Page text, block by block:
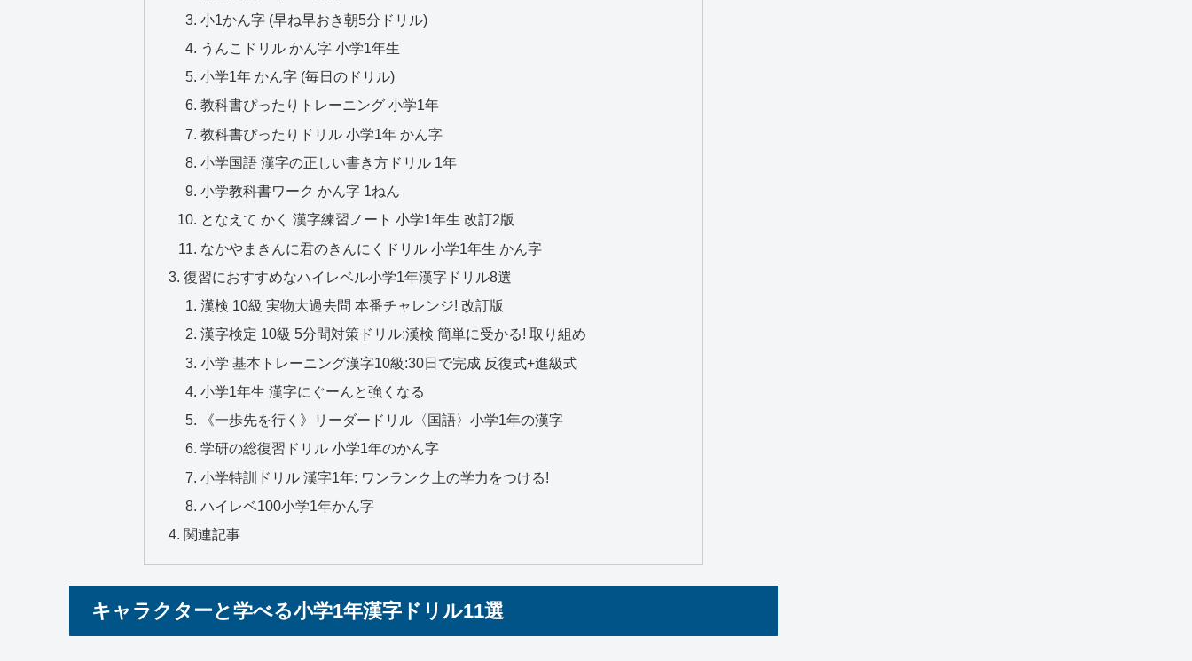
小1かん字 (早ね早おき朝5分ドリル)
うんこドリル かん字 小学1年生
小学1年 かん字 (毎日のドリル)
教科書ぴったりトレーニング 小学1年
教科書ぴったりドリル 小学1年 かん字
小学国語 漢字の正しい書き方ドリル 1年
小学教科書ワーク かん字 1ねん
となえて かく 漢字練習ノート 小学1年生 改訂2版
なかやまきんに君のきんにくドリル 小学1年生 かん字
復習におすすめなハイレベル小学1年漢字ドリル8選
漢検 10級 実物大過去問 本番チャレンジ! 改訂版
漢字検定 10級 5分間対策ドリル:漢検 簡単に受かる! 取り組め
小学 基本トレーニング漢字10級:30日で完成 反復式+進級式
小学1年生 漢字にぐーんと強くなる
《一歩先を行く》リーダードリル〈国語〉小学1年の漢字
学研の総復習ドリル 小学1年のかん字
小学特訓ドリル 漢字1年: ワンランク上の学力をつける!
ハイレベ100小学1年かん字
関連記事
キャラクターと学べる小学1年漢字ドリル11選